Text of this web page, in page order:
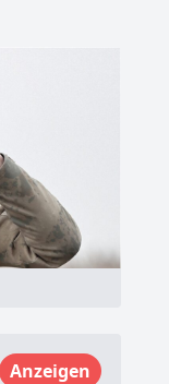
Anzeigen